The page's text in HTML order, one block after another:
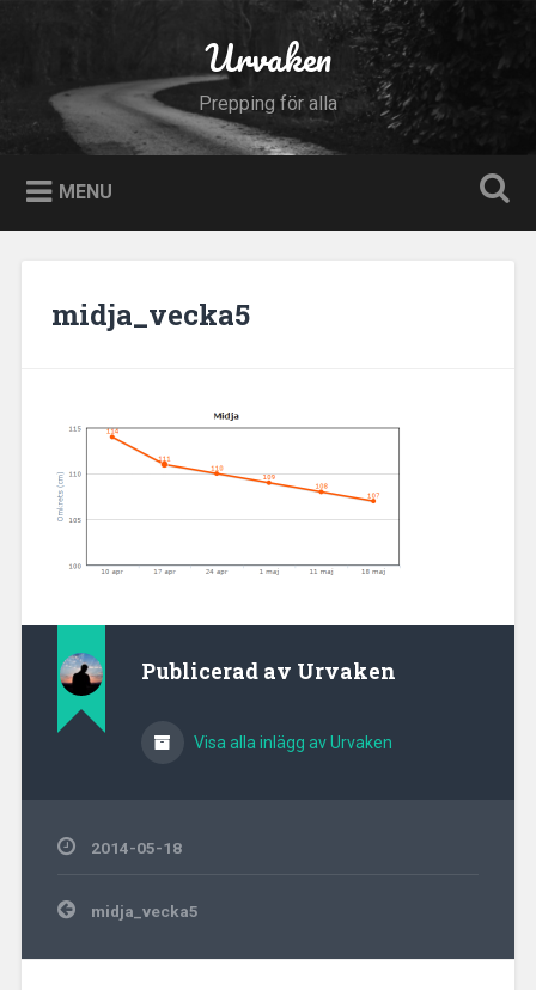
Urvaken
Prepping för alla
MENU
midja_vecka5
Publicerad av Urvaken
Visa alla inlägg av Urvaken
2014-05-18
Inläggsnavigering
midja_vecka5